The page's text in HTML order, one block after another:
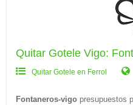
Quitar Gotele Vigo:
Quitar Gotele en Ferrol
Fontaneros-vigo presupuestos